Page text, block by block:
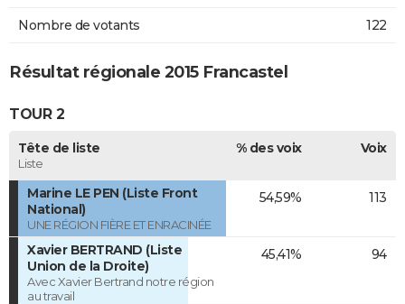
Nombre de votants 122
Résultat régionale 2015 Francastel
TOUR 2
Tête de liste
Liste
% des voix Voix
Marine LE PEN (Liste Front
National)
UNE RÉGION FIÈRE ET ENRACINÉE
54,59% 113
Xavier BERTRAND (Liste
Union de la Droite)
Avec Xavier Bertrand notre région
au travail
45,41% 94